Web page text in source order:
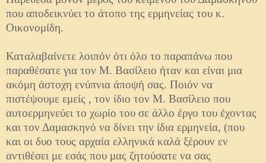
που αποδεικνύει το άτοπο της ερμηνείας του κ.
Οικονομίδη.
Καταλαβαίνετε λοιπόν ότι όλο το παραπάνω που
παραθέσατε για τον Μ. Βασίλειο ήταν και είναι μια
ακόμη άστοχη ενύπνια άποψή σας. Ποιόν να
πιστέψουμε εμείς , τον ίδιο τον Μ. Βασίλειο που
αυτοερμηνεύει το χωρίο του σε άλλο έργο του έχοντας
και τον Δαμασκηνό να δίνει την ίδια ερμηνεία, (που
και οι δυο τους αρχαία ελληνικά καλά ξέρουν εν
αντιθέσει με εσάς που μας ζητούσατε να σας